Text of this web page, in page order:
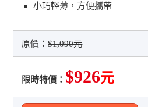
小巧輕薄，方便攜帶
原價：$1,090元
限時特價： $926元